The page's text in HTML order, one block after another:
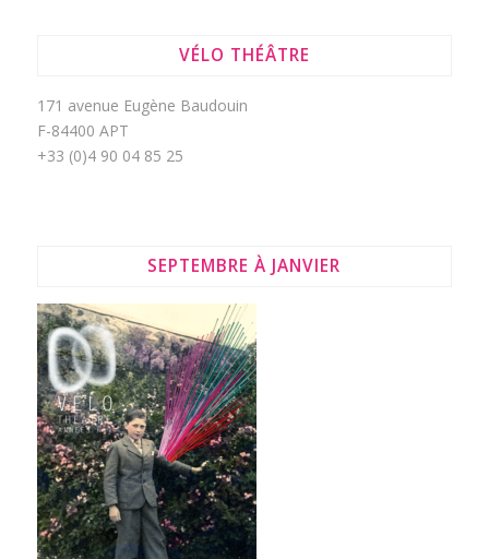
VÉLO THÉÂTRE
171 avenue Eugène Baudouin
F-84400 APT
+33 (0)4 90 04 85 25
SEPTEMBRE À JANVIER